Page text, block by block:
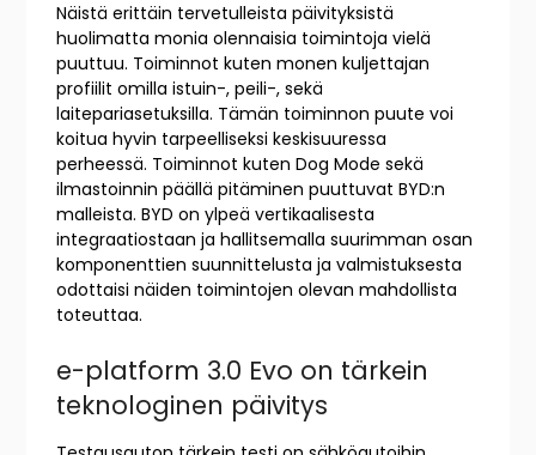
Näistä erittäin tervetulleista päivityksistä
huolimatta monia olennaisia toimintoja vielä
puuttuu. Toiminnot kuten monen kuljettajan
profiilit omilla istuin-, peili-, sekä
laitepariasetuksilla. Tämän toiminnon puute voi
koitua hyvin tarpeelliseksi keskisuuressa
perheessä. Toiminnot kuten Dog Mode sekä
ilmastoinnin päällä pitäminen puuttuvat BYD:n
malleista. BYD on ylpeä vertikaalisesta
integraatiostaan ja hallitsemalla suurimman osan
komponenttien suunnittelusta ja valmistuksesta
odottaisi näiden toimintojen olevan mahdollista
toteuttaa.
e-platform 3.0 Evo on tärkein
teknologinen päivitys